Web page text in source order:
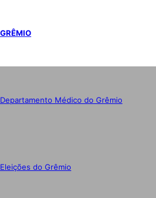
GRÊMIO
Departamento Médico do Grêmio
Eleições do Grêmio